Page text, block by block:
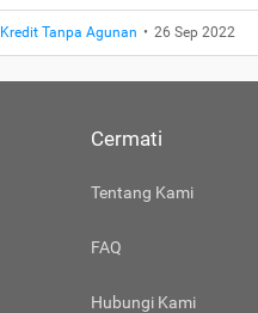
Kredit Tanpa Agunan • 26 Sep 2022
Cermati
Tentang Kami
FAQ
Hubungi Kami